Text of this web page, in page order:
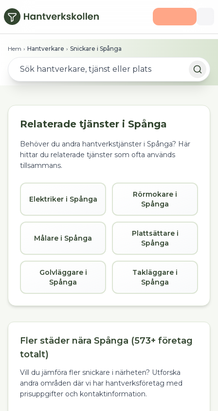
Hoppa till huvudinnehåll
Hem › Hantverkare › Snickare i Spånga
Relaterade tjänster i Spånga
Behöver du andra hantverkstjänster i Spånga? Här
hittar du relaterade tjänster som ofta används
tillsammans.
Elektriker i Spånga
Rörmokare i
Spånga
Målare i Spånga
Plattsättare i
Spånga
Golvläggare i
Spånga
Takläggare i
Spånga
Fler städer nära Spånga (573+ företag
totalt)
Vill du jämföra fler snickare i närheten? Utforska
andra områden där vi har hantverksföretag med
prisuppgifter och kontaktinformation.